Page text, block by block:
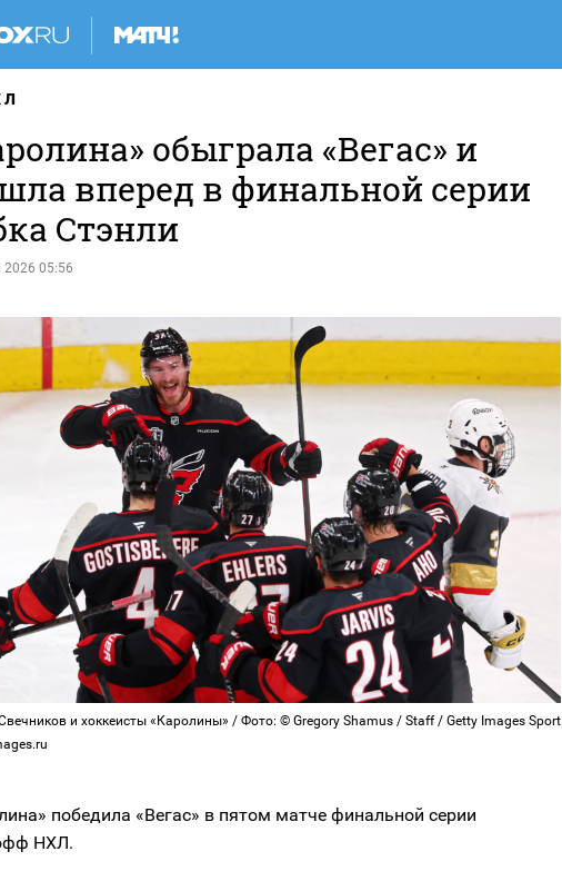
обыграла «Вегас» и
вперед в финальной серии
Стэнли
05:56
и хоккеисты «Каролины» / Фото: © Gregory Shamus / Staff / Getty Images Sport
победила «Вегас» в пятом матче финальной серии
НХЛ.